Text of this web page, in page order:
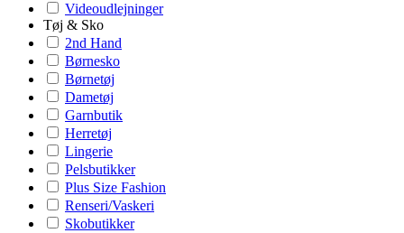
Videoudlejninger
Tøj & Sko
2nd Hand
Børnesko
Børnetøj
Dametøj
Garnbutik
Herretøj
Lingerie
Pelsbutikker
Plus Size Fashion
Renseri/Vaskeri
Skobutikker